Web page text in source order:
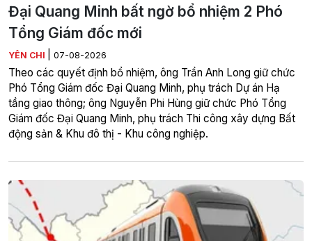
Đại Quang Minh bất ngờ bổ nhiệm 2 Phó
Tổng Giám đốc mới
YÊN CHI 07-08-2026
Theo các quyết định bổ nhiệm, ông Trần Anh Long giữ chức
Phó Tổng Giám đốc Đại Quang Minh, phụ trách Dự án Hạ
tầng giao thông; ông Nguyễn Phi Hùng giữ chức Phó Tổng
Giám đốc Đại Quang Minh, phụ trách Thi công xây dựng Bất
động sản & Khu đô thị - Khu công nghiệp.